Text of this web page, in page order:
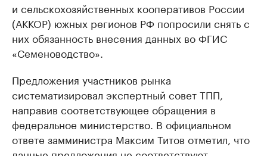
и сельскохозяйственных кооперативов России
(АККОР) южных регионов РФ попросили снять с
них обязанность внесения данных во ФГИС
«Семеноводство».
Предложения участников рынка
систематизировал экспертный совет ТПП,
направив соответствующее обращения в
федеральное министерство. В официальном
ответе замминистра Максим Титов отметил, что